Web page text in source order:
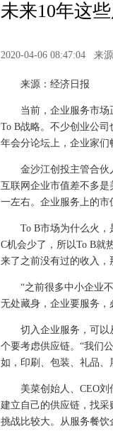
未来10年这
2020-04-06 08:47:04 来
来源：经济日报
当前，企业服务市
To B战略。不少创业公
年会分论坛上，企业家们
金沙江创投主管合
互联网企业市值差不多
一左右。企业服务上的市
To B市场为什么火
C机会少了，所以To B就
来了之前没有过的收入，
“之前很多中小企业
无处藏身，企业要服务，
切入企业服务，可
个要考虑供应链。“我们
如，印刷、包装、礼品、
美菜创始人、CEO
建立自己的供应链，找采
挑战比较大。从服务餐饮